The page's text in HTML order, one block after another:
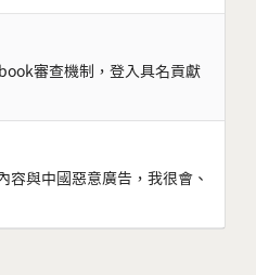
審查機制，登入具名貢獻
容與中國惡意廣告，我很會、